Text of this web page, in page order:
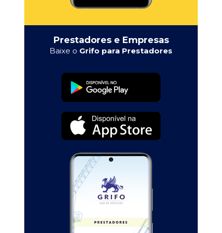
Prestadores e Empresas
Baixe o Grifo para Prestadores